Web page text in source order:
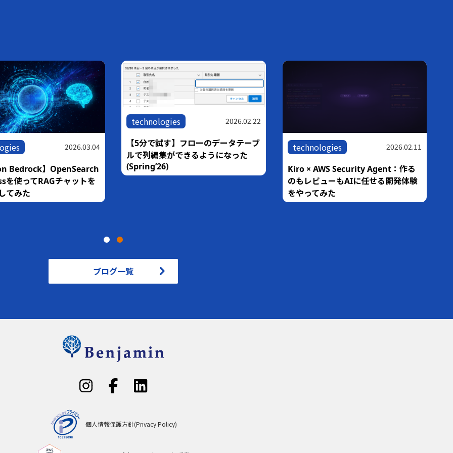
2026.03.04
Bedrock】OpenSearch
を使ってRAGチャットを
てみた
technologies 2026.02.22
【5分で試す】フローのデータテーブ
ルで列編集ができるようになった
(Spring’26)
technologies 2026.02.11
Kiro × AWS Security Agent：作る
のもレビューもAIに任せる開発体験
をやってみた
ブログ一覧
個人情報保護方針(Privacy Policy)